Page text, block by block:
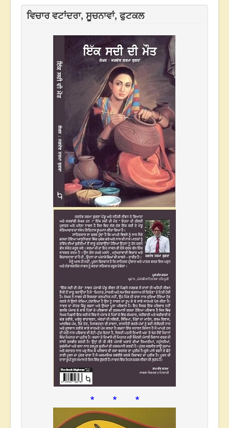
ਵਿਚਾਰ ਵਟਾਂਦਰਾ, ਸੂਚਨਾਵਾਂ, ਫੁਟਕਲ
* * *